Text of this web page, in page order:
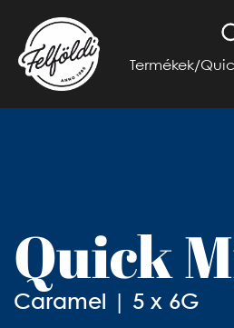
Termékek/
Quick
Caramel | 5 x 6G